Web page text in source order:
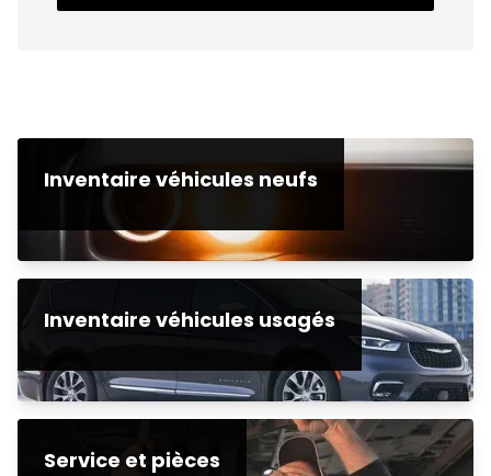
Inventaire véhicules neufs
Inventaire véhicules usagés
Service et pièces